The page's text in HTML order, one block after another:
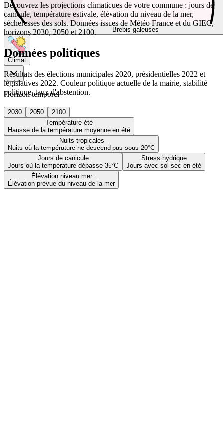
Brebis galeuses
Climat
Horizon temporel
2030 2050
2100
Température été
Hausse de la température moyenne en été
Nuits tropicales
Nuits où la température ne descend pas sous 20°C
Jours de canicule
Jours où la température dépasse 35°C
Stress hydrique
Jours avec sol sec en été
Élévation niveau mer
Élévation prévue du niveau de la mer
Découvrez les projections climatiques de votre commune : jours de
canicule, température estivale, élévation du niveau de la mer,
sécheresses des sols. Données issues de Météo France et du GIEC,
horizons 2030, 2050 et 2100.
Données politiques
Résultats des élections municipales 2020, présidentielles 2022 et
législatives 2022. Couleur politique actuelle de la mairie, stabilité
politique, taux d'abstention.